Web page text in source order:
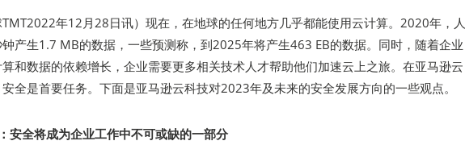
TMT2022年12月28日讯）现在，在地球的任何地方几乎都能使用云计算。2020年，人
产生1.7 MB的数据，一些预测称，到2025年将产生463 EB的数据。同时，随着企业
和数据的依赖增长，企业需要更多相关技术人才帮助他们加速云上之旅。在亚马逊云
全是首要任务。下面是亚马逊云科技对2023年及未来的安全发展方向的一些观点。
：安全将成为企业工作中不可或缺的一部分